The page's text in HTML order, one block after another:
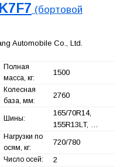
(бортовой
Automobile Co., Ltd.
Полная
масса, кг:
1500
Колесная
база, мм:
2760
Шины:
165/70R14,
155R13LT, …
Нагрузки по
осям, кг:
720/780
Число осей: 2